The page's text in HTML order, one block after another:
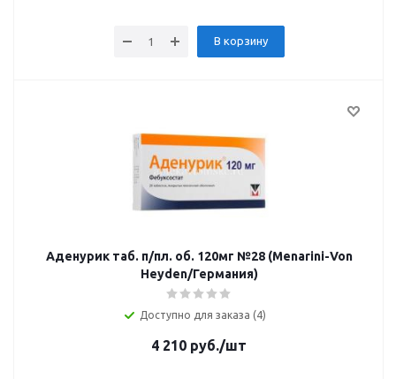
В корзину
Аденурик таб. п/пл. об. 120мг №28 (Menarini-Von
Heyden/Германия)
Доступно для заказа (4)
4 210 руб./шт